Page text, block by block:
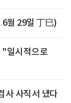
월 29일 丁巳)
일시적으로
사 사직서 냈다